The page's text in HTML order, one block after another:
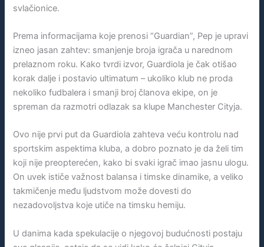
svlačionice.
Prema informacijama koje prenosi “Guardian”, Pep je upravi
izneo jasan zahtev: smanjenje broja igrača u narednom
prelaznom roku. Kako tvrdi izvor, Guardiola je čak otišao
korak dalje i postavio ultimatum – ukoliko klub ne proda
nekoliko fudbalera i smanji broj članova ekipe, on je
spreman da razmotri odlazak sa klupe Manchester Cityja.
Ovo nije prvi put da Guardiola zahteva veću kontrolu nad
sportskim aspektima kluba, a dobro poznato je da želi tim
koji nije preopterećen, kako bi svaki igrač imao jasnu ulogu.
On uvek ističe važnost balansa i timske dinamike, a veliko
takmičenje među ljudstvom može dovesti do
nezadovoljstva koje utiče na timsku hemiju.
U danima kada spekulacije o njegovoj budućnosti postaju